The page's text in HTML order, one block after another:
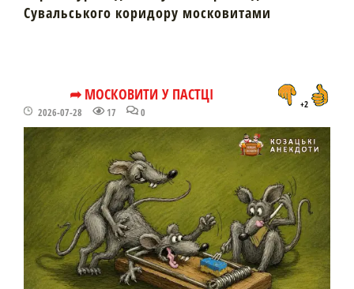
Сувальського коридору московитами
➦ МОСКОВИТИ У ПАСТЦІ
2026-07-28 17 0
+2